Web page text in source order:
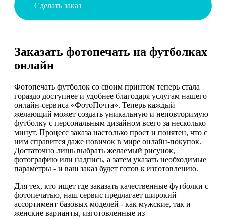
Сделать заказ
Заказать фотопечать на футболках
онлайн
Фотопечать футболок со своим принтом теперь стала
гораздо доступнее и удобнее благодаря услугам нашего
онлайн-сервиса «ФотоПочта». Теперь каждый
желающий может создать уникальную и неповторимую
футболку с персональным дизайном всего за несколько
минут. Процесс заказа настолько прост и понятен, что с
ним справится даже новичок в мире онлайн-покупок.
Достаточно лишь выбрать желаемый рисунок,
фотографию или надпись, а затем указать необходимые
параметры - и ваш заказ будет готов к изготовлению.
Для тех, кто ищет где заказать качественные футболки с
фотопечатью, наш сервис предлагает широкий
ассортимент базовых моделей - как мужские, так и
женские варианты, изготовленные из